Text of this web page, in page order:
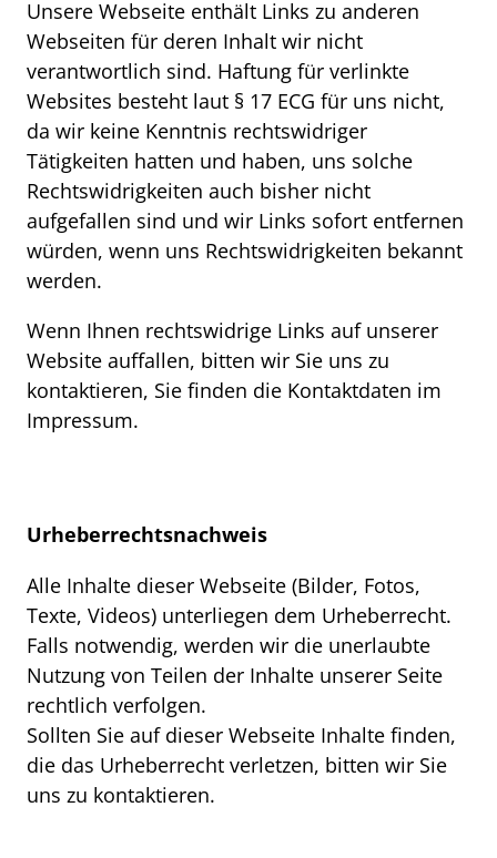
Unsere Webseite enthält Links zu anderen
Webseiten für deren Inhalt wir nicht
verantwortlich sind. Haftung für verlinkte
Websites besteht laut § 17 ECG für uns nicht,
da wir keine Kenntnis rechtswidriger
Tätigkeiten hatten und haben, uns solche
Rechtswidrigkeiten auch bisher nicht
aufgefallen sind und wir Links sofort entfernen
würden, wenn uns Rechtswidrigkeiten bekannt
werden.
Wenn Ihnen rechtswidrige Links auf unserer
Website auffallen, bitten wir Sie uns zu
kontaktieren, Sie finden die Kontaktdaten im
Impressum.
Urheberrechtsnachweis
Alle Inhalte dieser Webseite (Bilder, Fotos,
Texte, Videos) unterliegen dem Urheberrecht.
Falls notwendig, werden wir die unerlaubte
Nutzung von Teilen der Inhalte unserer Seite
rechtlich verfolgen.
Sollten Sie auf dieser Webseite Inhalte finden,
die das Urheberrecht verletzen, bitten wir Sie
uns zu kontaktieren.